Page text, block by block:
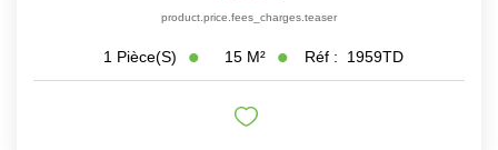
product.price.fees_charges.teaser
1 Pièce(s) 15 M² Réf : 1959TD